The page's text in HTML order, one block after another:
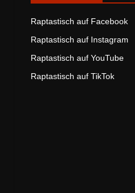
Raptastisch auf Facebook
Raptastisch auf Instagram
Raptastisch auf YouTube
Raptastisch auf TikTok